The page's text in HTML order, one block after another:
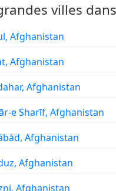
villes
Afghanistan
Afghanistan
Afghanistan
e Sharīf, Afghanistan
Afghanistan
Afghanistan
Afghanistan